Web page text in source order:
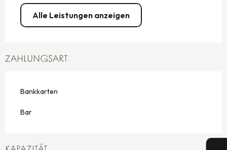
Alle Leistungen anzeigen
ZAHLUNGSART
Bankkarten
Bar